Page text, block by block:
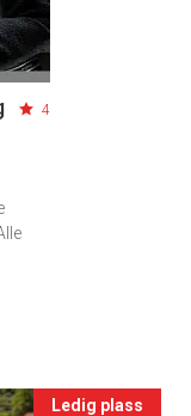
fra
Du
å få
4
Ledig plass